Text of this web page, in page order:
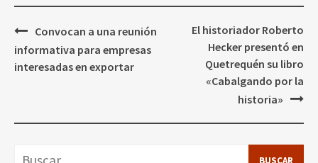
Navegación
de
entradas
Convocan a una reunión
informativa para empresas
interesadas en exportar
El historiador Roberto
Hecker presentó en
Quetrequén su libro
«Cabalgando por la
historia»
Buscar: